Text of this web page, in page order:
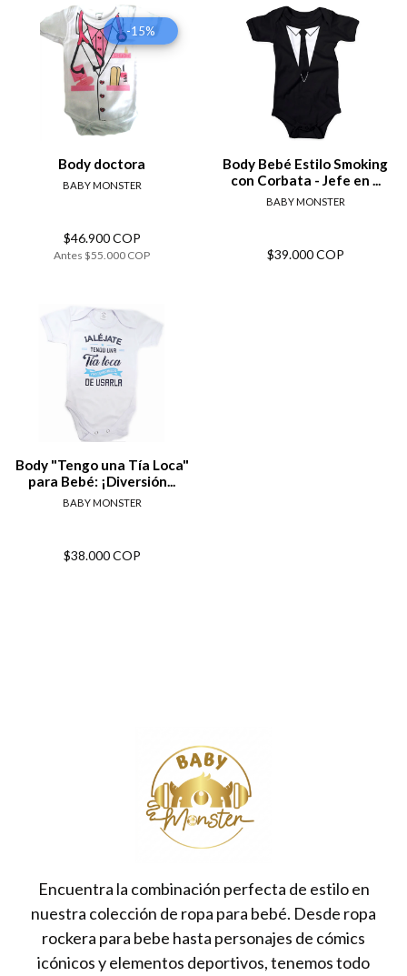
-15%
Body doctora
BABY MONSTER
$46.900 COP
Antes $55.000 COP
Body Bebé Estilo Smoking
con Corbata - Jefe en ...
BABY MONSTER
$39.000 COP
Body "Tengo una Tía Loca"
para Bebé: ¡Diversión...
BABY MONSTER
$38.000 COP
Encuentra la combinación perfecta de estilo en
nuestra colección de ropa para bebé. Desde ropa
rockera para bebe hasta personajes de cómics
icónicos y elementos deportivos, tenemos todo